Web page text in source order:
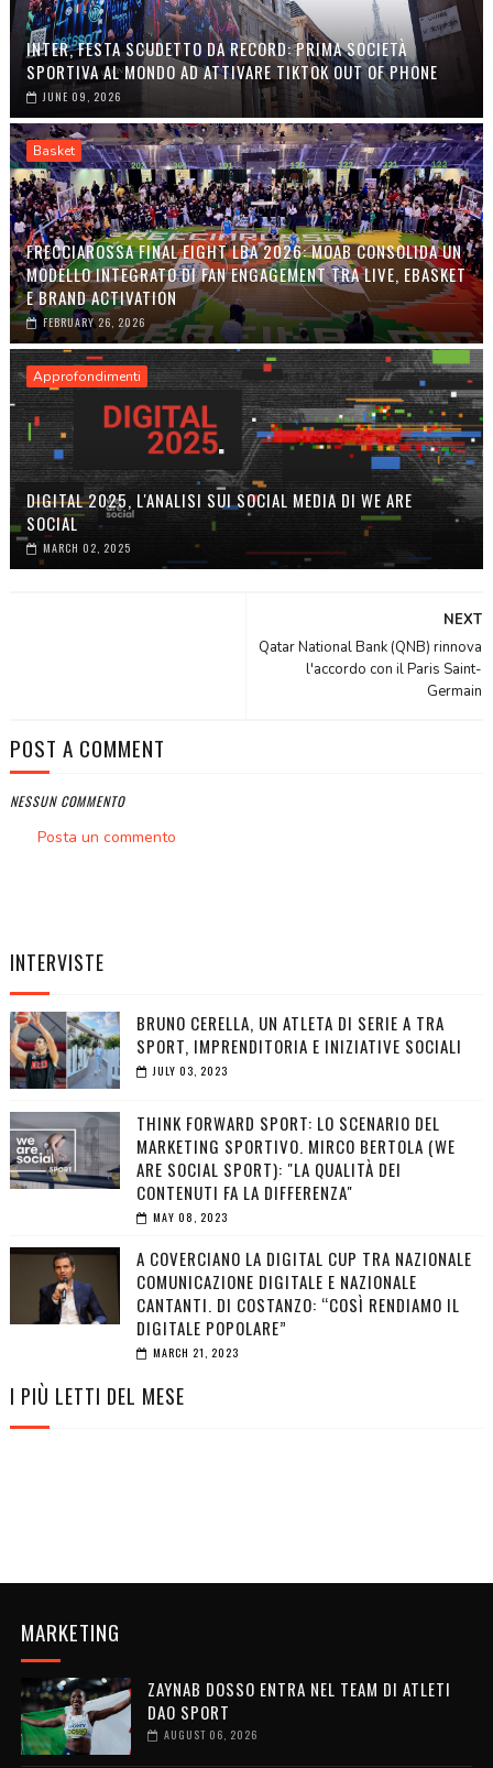
INTER, FESTA SCUDETTO DA RECORD: PRIMA SOCIETÀ
SPORTIVA AL MONDO AD ATTIVARE TIKTOK OUT OF PHONE
JUNE 09, 2026
Basket
FRECCIAROSSA FINAL EIGHT LBA 2026: MOAB CONSOLIDA UN
MODELLO INTEGRATO DI FAN ENGAGEMENT TRA LIVE, EBASKET
E BRAND ACTIVATION
FEBRUARY 26, 2026
Approfondimenti
DIGITAL 2025, L'ANALISI SUI SOCIAL MEDIA DI WE ARE
SOCIAL
MARCH 02, 2025
NEXT
Qatar National Bank (QNB) rinnova
l'accordo con il Paris Saint-
Germain
POST A COMMENT
NESSUN COMMENTO
Posta un commento
INTERVISTE
BRUNO CERELLA, UN ATLETA DI SERIE A TRA
SPORT, IMPRENDITORIA E INIZIATIVE SOCIALI
JULY 03, 2023
THINK FORWARD SPORT: LO SCENARIO DEL
MARKETING SPORTIVO. MIRCO BERTOLA (WE
ARE SOCIAL SPORT): "LA QUALITÀ DEI
CONTENUTI FA LA DIFFERENZA"
MAY 08, 2023
A COVERCIANO LA DIGITAL CUP TRA NAZIONALE
COMUNICAZIONE DIGITALE E NAZIONALE
CANTANTI. DI COSTANZO: “COSÌ RENDIAMO IL
DIGITALE POPOLARE”
MARCH 21, 2023
I PIÙ LETTI DEL MESE
MARKETING
ZAYNAB DOSSO ENTRA NEL TEAM DI ATLETI
DAO SPORT
AUGUST 06, 2026